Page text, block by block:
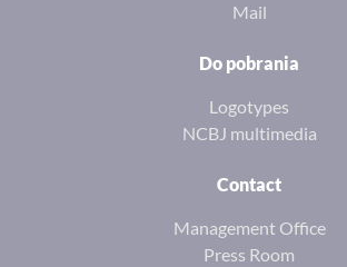
Mail
Do pobrania
Logotypes
NCBJ multimedia
Contact
Management Office
Press Room